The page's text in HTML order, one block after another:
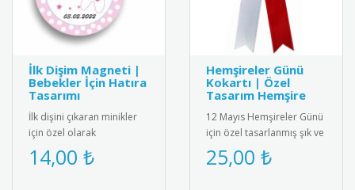
İlk Dişim Magneti |
Bebekler İçin Hatıra
Tasarımı
İlk dişini çıkaran minikler
için özel olarak
tasarlanmış bebek
magneti. Diş buğdayı
14,00 ₺
Hemşireler Günü
Kokartı | Özel
Tasarım Hemşire
12 Mayıs Hemşireler Günü
için özel tasarlanmış şık ve
kaliteli kokart. Sağlık
çalışanlarını onurland..
25,00 ₺